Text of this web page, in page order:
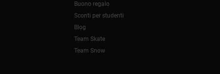
Buono regalo
Sconti per studenti
Blog
Team Skate
Team Snow